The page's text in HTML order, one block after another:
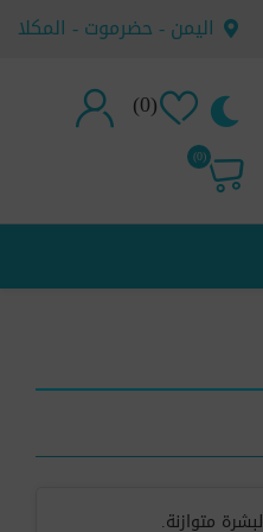
اليمن - حضرموت - المكلا
(0)
تسجيل جديد(0)